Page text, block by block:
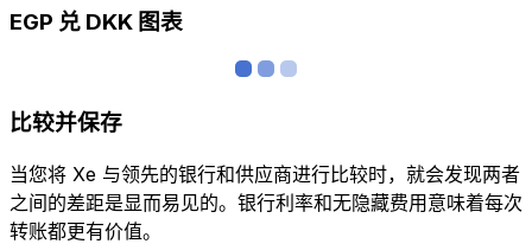
EGP 兑 DKK 图表
比较并保存
当您将 Xe 与领先的银行和供应商进行比较时，就会发现两者
之间的差距是显而易见的。银行利率和无隐藏费用意味着每次
转账都更有价值。